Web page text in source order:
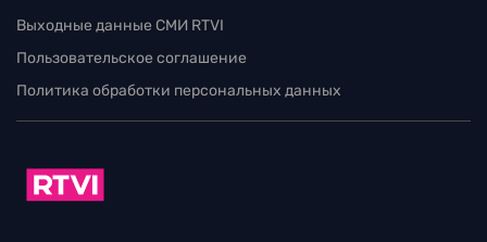
Выходные данные СМИ RTVI
Пользовательское соглашение
Политика обработки персональных данных